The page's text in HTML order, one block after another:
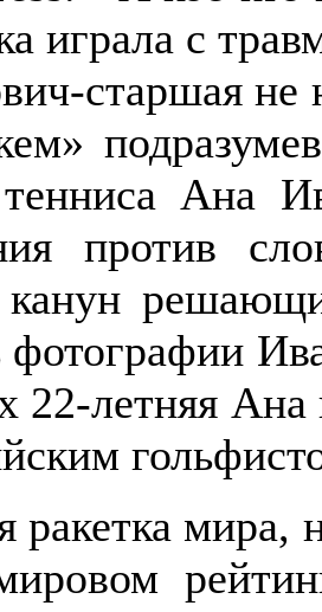
играла с
старшая не
Ана
против
фотографии
22-летняя
ракетка